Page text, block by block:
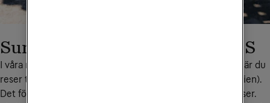
Surfpaket Europa inom EU/EES
I våra mobilabonnemang ingår hela eller en viss del surf när du
reser till ett annat EU/EES-land (inkl. Ukraina och Moldavien).
Det förutsätter att du har surf kvar den månad som du reser.